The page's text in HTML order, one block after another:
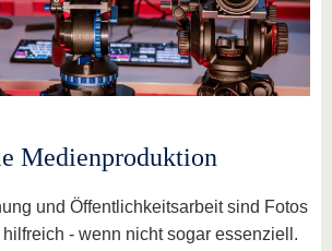
Medienproduktion
und Öffentlichkeitsarbeit sind Fotos
- wenn nicht sogar essenziell.